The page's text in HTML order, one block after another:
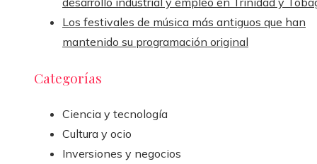
Los festivales de música más antiguos que han
mantenido su programación original
Categorías
Ciencia y tecnología
Cultura y ocio
Inversiones y negocios